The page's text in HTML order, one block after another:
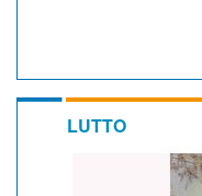
LUTTO